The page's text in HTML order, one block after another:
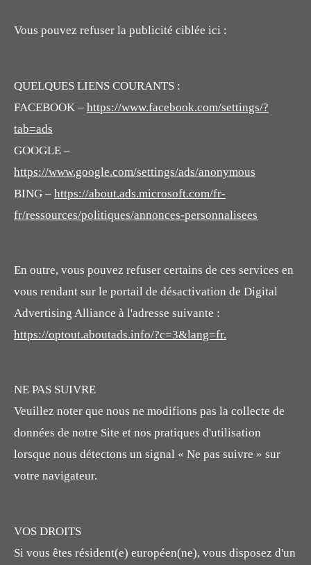
Vous pouvez refuser la publicité ciblée ici :
QUELQUES LIENS COURANTS :
FACEBOOK – https://www.facebook.com/settings/?
tab=ads
GOOGLE –
https://www.google.com/settings/ads/anonymous
BING – https://about.ads.microsoft.com/fr-
fr/ressources/politiques/annonces-personnalisees
En outre, vous pouvez refuser certains de ces services en
vous rendant sur le portail de désactivation de Digital
Advertising Alliance à l'adresse suivante :
https://optout.aboutads.info/?c=3&lang=fr.
NE PAS SUIVRE
Veuillez noter que nous ne modifions pas la collecte de
données de notre Site et nos pratiques d'utilisation
lorsque nous détectons un signal « Ne pas suivre » sur
votre navigateur.
VOS DROITS
Si vous êtes résident(e) européen(ne), vous disposez d'un